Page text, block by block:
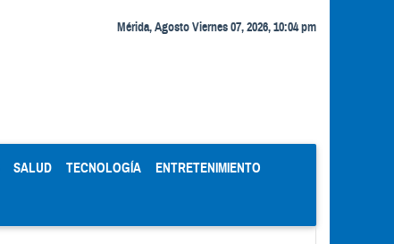
Mérida, Agosto Viernes 07, 2026, 10:04 pm
SALUD TECNOLOGÍA ENTRETENIMIENTO